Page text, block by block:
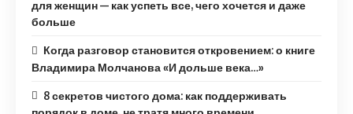
для женщин — как успеть все, чего хочется и даже
больше
Когда разговор становится откровением: о книге
Владимира Молчанова «И дольше века…»
8 секретов чистого дома: как поддерживать